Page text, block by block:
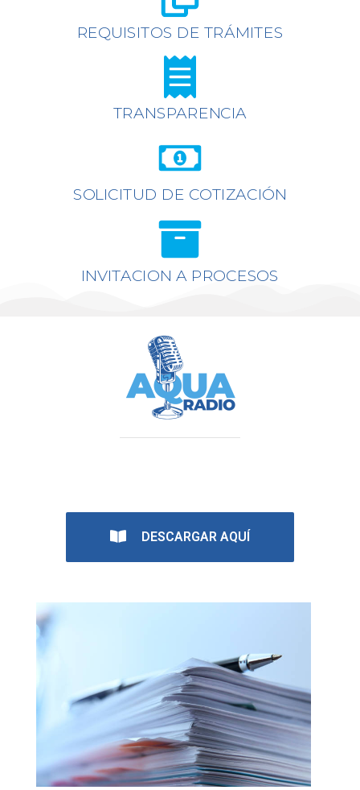
REQUISITOS DE TRÁMITES
TRANSPARENCIA
SOLICITUD DE COTIZACIÓN
INVITACION A PROCESOS
DESCARGAR AQUÍ